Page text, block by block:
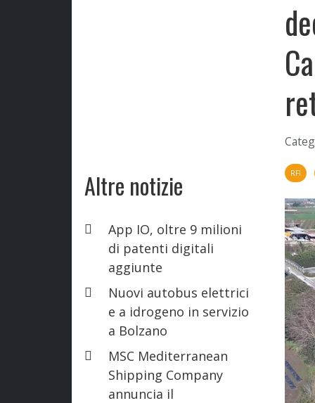
Altre notizie
App IO, oltre 9 milioni
di patenti digitali
aggiunte
Nuovi autobus elettrici
e a idrogeno in servizio
a Bolzano
MSC Mediterranean
Shipping Company
annuncia il
RFI